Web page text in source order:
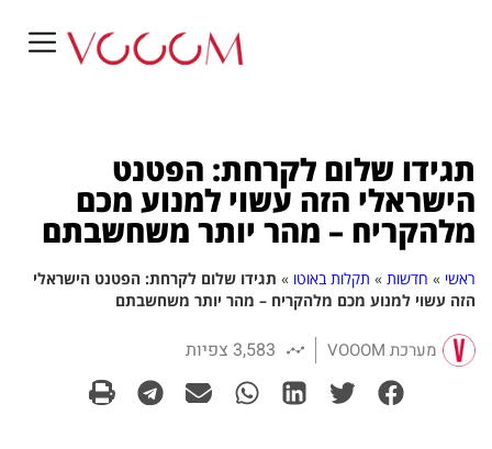
תגידו שלום לקרחת: הפטנט
הישראלי הזה עשוי למנוע מכם
מלהקריח – מהר יותר משחשבתם
ראשי » חדשות » תקלות באוטו » תגידו שלום לקרחת: הפטנט הישראלי
הזה עשוי למנוע מכם מלהקריח – מהר יותר משחשבתם
מערכת VOOOM 3,583 צפיות